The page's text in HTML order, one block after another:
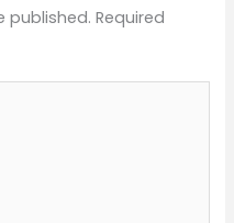
published. Required